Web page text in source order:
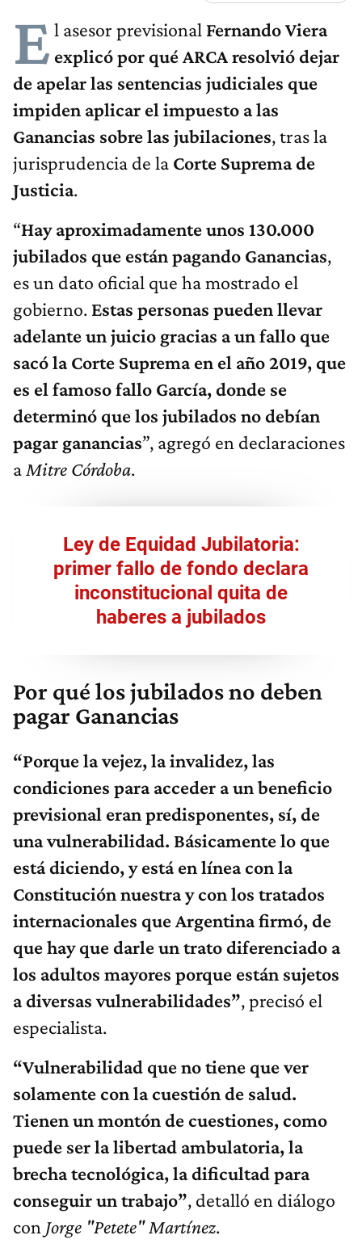
E l asesor previsional Fernando Viera
explicó por qué ARCA resolvió dejar
de apelar las sentencias judiciales que
impiden aplicar el impuesto a las
Ganancias sobre las jubilaciones, tras la
jurisprudencia de la Corte Suprema de
Justicia.
“Hay aproximadamente unos 130.000
jubilados que están pagando Ganancias,
es un dato oficial que ha mostrado el
gobierno. Estas personas pueden llevar
adelante un juicio gracias a un fallo que
sacó la Corte Suprema en el año 2019, que
es el famoso fallo García, donde se
determinó que los jubilados no debían
pagar ganancias”, agregó en declaraciones
a Mitre Córdoba.
Ley de Equidad Jubilatoria:
primer fallo de fondo declara
inconstitucional quita de
haberes a jubilados
Por qué los jubilados no deben
pagar Ganancias
“Porque la vejez, la invalidez, las
condiciones para acceder a un beneficio
previsional eran predisponentes, sí, de
una vulnerabilidad. Básicamente lo que
está diciendo, y está en línea con la
Constitución nuestra y con los tratados
internacionales que Argentina firmó, de
que hay que darle un trato diferenciado a
los adultos mayores porque están sujetos
a diversas vulnerabilidades”, precisó el
especialista.
“Vulnerabilidad que no tiene que ver
solamente con la cuestión de salud.
Tienen un montón de cuestiones, como
puede ser la libertad ambulatoria, la
brecha tecnológica, la dificultad para
conseguir un trabajo”, detalló en diálogo
con Jorge "Petete" Martínez.